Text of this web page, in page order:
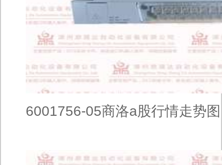
6001756-05商洛a股行情走势图